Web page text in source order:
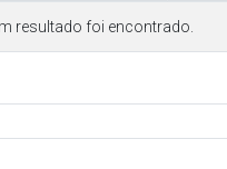
resultado foi encontrado.